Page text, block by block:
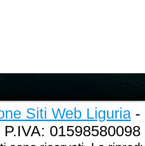
Siti Web Liguria-
P.IVA: